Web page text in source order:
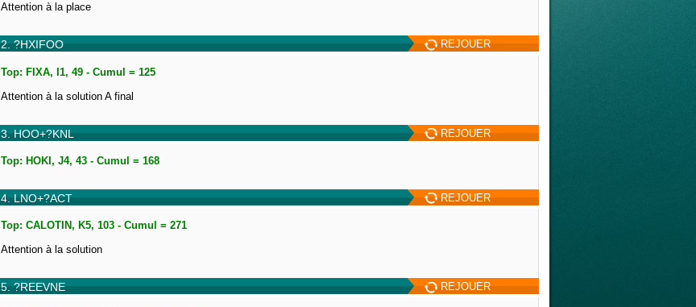
Attention à la place
2. ?HXIFOO REJOUER
Top: FIXA, I1, 49 - Cumul = 125
Attention à la solution A final
3. HOO+?KNL REJOUER
Top: HOKI, J4, 43 - Cumul = 168
4. LNO+?ACT REJOUER
Top: CALOTIN, K5, 103 - Cumul = 271
Attention à la solution
5. ?REEVNE REJOUER